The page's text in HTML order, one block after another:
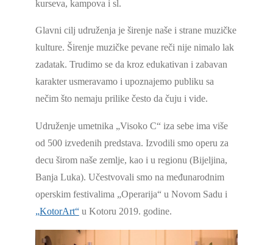
kurseva, kampova i sl.
Glavni cilj udruženja je širenje naše i strane muzičke
kulture. Širenje muzičke pevane reči nije nimalo lak
zadatak. Trudimo se da kroz edukativan i zabavan
karakter usmeravamo i upoznajemo publiku sa
nečim što nemaju prilike često da čuju i vide.
Udruženje umetnika „Visoko C“ iza sebe ima više
od 500 izvedenih predstava. Izvodili smo operu za
decu širom naše zemlje, kao i u regionu (Bijeljina,
Banja Luka). Učestvovali smo na međunarodnim
operskim festivalima „Operarija“ u Novom Sadu i
„KotorArt“u Kotoru 2019. godine.